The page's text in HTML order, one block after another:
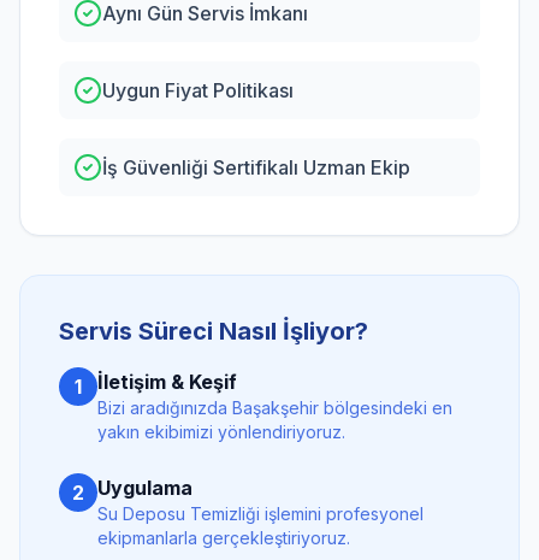
Aynı Gün Servis İmkanı
Uygun Fiyat Politikası
İş Güvenliği Sertifikalı Uzman Ekip
Servis Süreci Nasıl İşliyor?
1 İletişim & Keşif
Bizi aradığınızda Başakşehir bölgesindeki en
yakın ekibimizi yönlendiriyoruz.
2 Uygulama
Su Deposu Temizliği işlemini profesyonel
ekipmanlarla gerçekleştiriyoruz.